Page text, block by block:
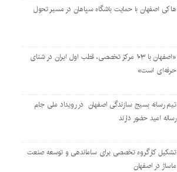
هاکی اصفهان با حمایت باشگاه سپاهان در مسیر تحول
«اصفهان با ۱۰۳ مرکز تخصصی، قطب اول ایران در شنای
حرفه‌ای است»
تیم رسانه بسیج سازندگی اصفهان در رویداد ملی جام
رسانه امید حضور دارند
تشکیل کارگروه تخصصی برای ساماندهی و توسعه صنعت
ماساژ در اصفهان